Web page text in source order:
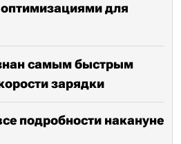
для
самым быстрым
зарядки
подробности накануне